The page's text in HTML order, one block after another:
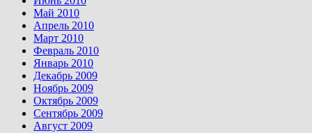
Май 2010
Апрель 2010
Март 2010
Февраль 2010
Январь 2010
Декабрь 2009
Ноябрь 2009
Октябрь 2009
Сентябрь 2009
Август 2009